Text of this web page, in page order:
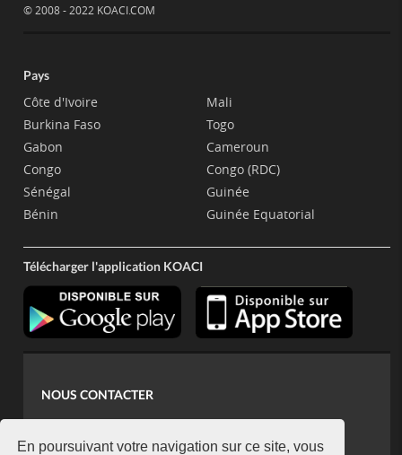
En poursuivant votre navigation sur ce site, vous
© 2008 - 2022 KOACI.COM
Pays
Côte d'Ivoire
Burkina Faso
Gabon
Congo
Sénégal
Bénin
Mali
Togo
Cameroun
Congo (RDC)
Guinée
Guinée Equatorial
Télécharger l'application KOACI
NOUS CONTACTER